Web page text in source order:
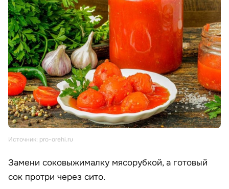
Источник: pro-orehi.ru
Замени соковыжималку мясорубкой, а готовый
сок протри через сито.